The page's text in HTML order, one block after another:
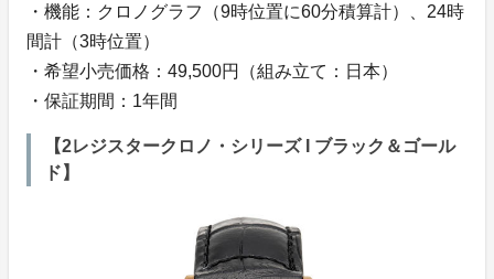
・機能：クロノグラフ（9時位置に60分積算計）、24時
間計（3時位置）
・希望小売価格：49,500円（組み立て：日本）
・保証期間：1年間
【2レジスタークロノ・シリーズ I ブラック＆ゴール
ド】